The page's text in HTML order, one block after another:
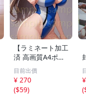
【ラミネート加工
済 高画質A4ポス
ター】1582 AI美
女 イラスト ポス
ター セクシー か
わいい 水着 下着
目前出價
¥ 270
($59)
(